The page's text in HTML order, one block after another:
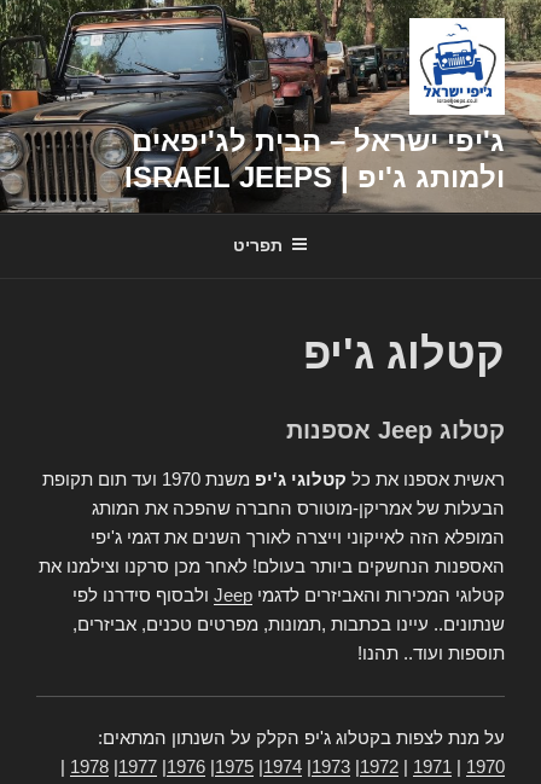
דילוג
לתוכן
ג'יפי ישראל – הבית לג'יפאים
ולמותג ג'יפ | ISRAEL JEEPS
תפריט
קטלוג ג'יפ
קטלוג Jeep אספנות
ראשית אספנו את כל קטלוגי ג'יפ
משנת 1970 ועד תום תקופת
הבעלות של אמריקן-מוטורס החברה שהפכה את המותג
המופלא הזה לאייקוני וייצרה לאורך השנים את דגמי ג'יפי
האספנות הנחשקים ביותר בעולם! לאחר מכן סרקנו וצילמנו את
קטלוגי המכירות והאביזרים לדגמי Jeep ולבסוף סידרנו לפי
שנתונים.. עיינו בכתבות ,תמונות, מפרטים טכנים, אביזרים,
תוספות ועוד.. תהנו!
על מנת לצפות בקטלוג ג'יפ הקלק על השנתון המתאים:
1970
1971
1972
1973
1974
1975
1976
1977
1978